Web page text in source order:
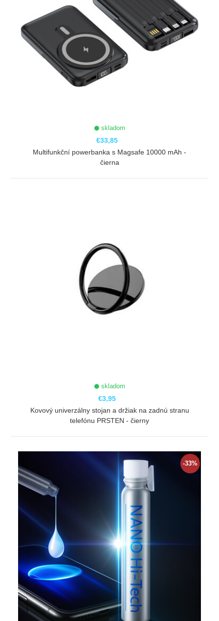
skladom
€33,85
Multifunkční powerbanka s Magsafe 10000 mAh -
čierna
skladom
€3,95
ZOBRAZIŤ
Kovový univerzálny stojan a držiak na zadnú stranu
telefónu PRSTEN - čierny
-33%